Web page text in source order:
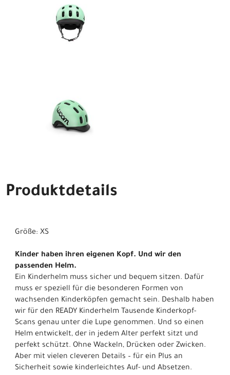
Produktdetails
Größe: XS
Kinder haben ihren eigenen Kopf. Und wir den
passenden Helm.
Ein Kinderhelm muss sicher und bequem sitzen. Dafür
muss er speziell für die besonderen Formen von
wachsenden Kinderköpfen gemacht sein. Deshalb haben
wir für den READY Kinderhelm Tausende Kinderkopf-
Scans genau unter die Lupe genommen. Und so einen
Helm entwickelt, der in jedem Alter perfekt sitzt und
perfekt schützt. Ohne Wackeln, Drücken oder Zwicken.
Aber mit vielen cleveren Details – für ein Plus an
Sicherheit sowie kinderleichtes Auf- und Absetzen.